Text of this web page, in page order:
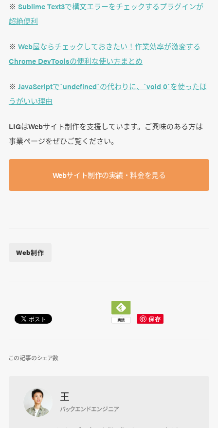
※ Sublime Text3で構文エラーをチェックするプラグインが
超絶便利
※ Web屋ならチェックしておきたい！作業効率が激変する
Chrome DevToolsの便利な使い方まとめ
※ JavaScriptで`undefined`の代わりに、`void 0`を使ったほ
うがいい理由
LIGはWebサイト制作を支援しています。ご興味のある方は
事業ぺージをぜひご覧ください。
Webサイト制作の実績・料金を見る
Web制作
この記事のシェア数
王
バックエンドエンジニア